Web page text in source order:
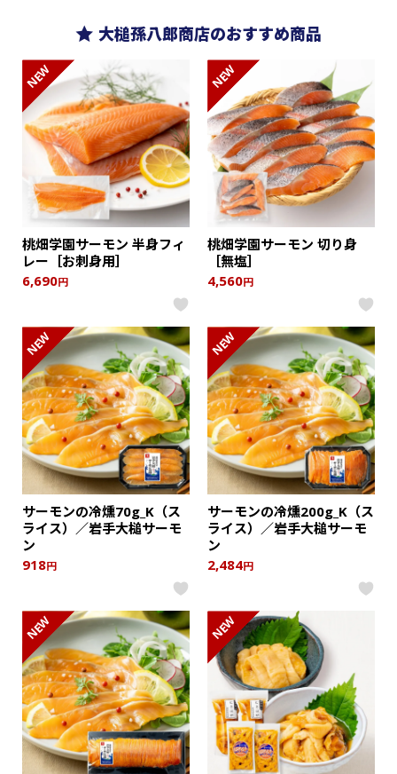
大槌孫八郎商店のおすすめ商品
NEW
桃畑学園サーモン 半身フィ
レー［お刺身用］
6,690円
NEW
桃畑学園サーモン 切り身
［無塩］
4,560円
NEW
サーモンの冷燻70g_K（ス
ライス）／岩手大槌サーモ
ン
918円
NEW
サーモンの冷燻200g_K（ス
ライス）／岩手大槌サーモ
ン
2,484円
NEW NEW